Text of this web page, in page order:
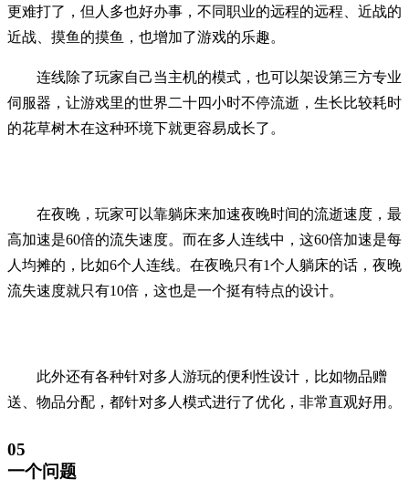
更难打了，但人多也好办事，不同职业的远程的远程、近战的
近战、摸鱼的摸鱼，也增加了游戏的乐趣。
连线除了玩家自己当主机的模式，也可以架设第三方专业
伺服器，让游戏里的世界二十四小时不停流逝，生长比较耗时
的花草树木在这种环境下就更容易成长了。
在夜晚，玩家可以靠躺床来加速夜晚时间的流逝速度，最
高加速是60倍的流失速度。而在多人连线中，这60倍加速是每
人均摊的，比如6个人连线。在夜晚只有1个人躺床的话，夜晚
流失速度就只有10倍，这也是一个挺有特点的设计。
此外还有各种针对多人游玩的便利性设计，比如物品赠
送、物品分配，都针对多人模式进行了优化，非常直观好用。
05
一个问题